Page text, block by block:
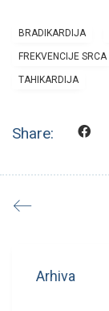
BRADIKARDIJA
FREKVENCIJE SRCA
TAHIKARDIJA
Share:
Arhiva